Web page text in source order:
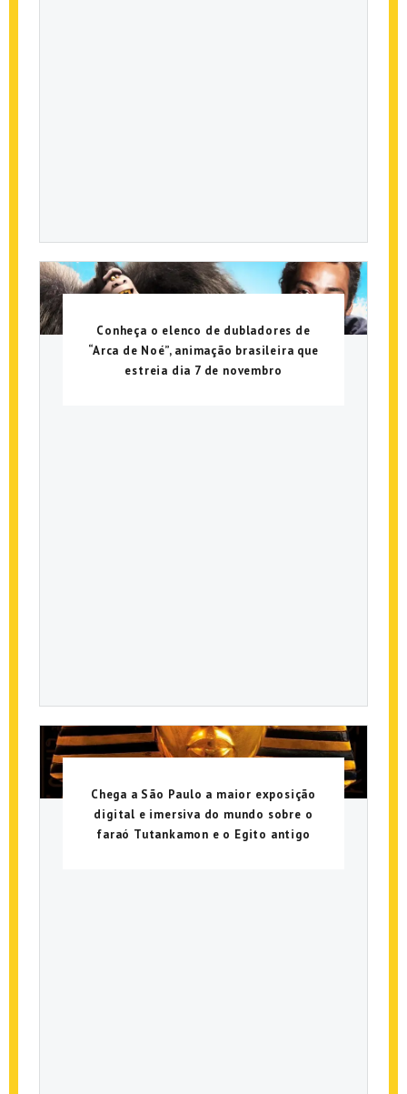
Conheça o elenco de dubladores de
“Arca de Noé”, animação brasileira que
estreia dia 7 de novembro
Chega a São Paulo a maior exposição
digital e imersiva do mundo sobre o
faraó Tutankamon e o Egito antigo